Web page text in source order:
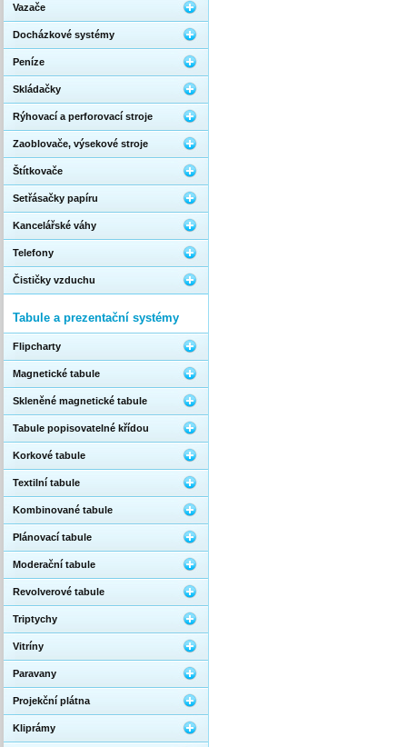
Vazače
Docházkové systémy
Peníze
Skládačky
Rýhovací a perforovací stroje
Zaoblovače, výsekové stroje
Štítkovače
Setřásačky papíru
Kancelářské váhy
Telefony
Čističky vzduchu
Tabule a prezentační systémy
Flipcharty
Magnetické tabule
Skleněné magnetické tabule
Tabule popisovatelné křídou
Korkové tabule
Textilní tabule
Kombinované tabule
Plánovací tabule
Moderační tabule
Revolverové tabule
Triptychy
Vitríny
Paravany
Projekční plátna
Kliprámy